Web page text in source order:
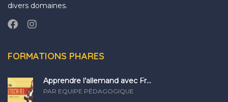
divers domaines.
FORMATIONS PHARES
Apprendre l’allemand avec Fr...
PAR EQUIPE PÉDAGOGIQUE